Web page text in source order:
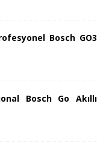
Bosch GO3
Bosch Go Akıllı